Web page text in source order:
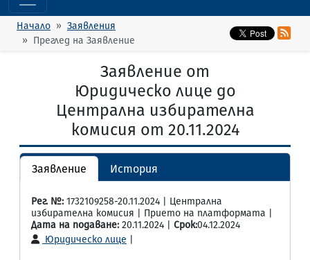
Начало
Заявления
Преглед на Заявление
Заявление от
Юридическо лице до
Централна избирателна
комисия от 20.11.2024
Заявление История
Рег. №: 1732109258-20.11.2024 | Централна
избирателна комисия | Прието на платформата |
Дата на подаване: 20.11.2024 | Срок:04.12.2024
Юридическо лице